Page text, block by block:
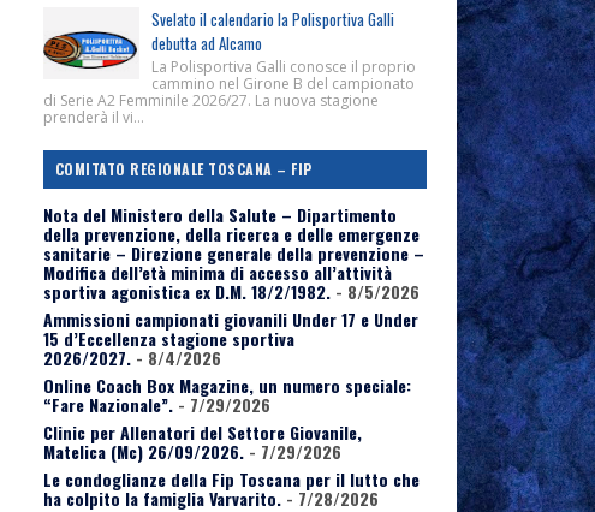
Svelato il calendario la Polisportiva Galli
debutta ad Alcamo
La Polisportiva Galli conosce il proprio
cammino nel Girone B del campionato
di Serie A2 Femminile 2026/27. La nuova stagione
prenderà il vi...
COMITATO REGIONALE TOSCANA – FIP
Nota del Ministero della Salute – Dipartimento
della prevenzione, della ricerca e delle emergenze
sanitarie – Direzione generale della prevenzione –
Modifica dell’età minima di accesso all’attività
sportiva agonistica ex D.M. 18/2/1982.- 8/5/2026
Ammissioni campionati giovanili Under 17 e Under
15 d’Eccellenza stagione sportiva
2026/2027.- 8/4/2026
Online Coach Box Magazine, un numero speciale:
“Fare Nazionale”.- 7/29/2026
Clinic per Allenatori del Settore Giovanile,
Matelica (Mc) 26/09/2026.- 7/29/2026
Le condoglianze della Fip Toscana per il lutto che
ha colpito la famiglia Varvarito.- 7/28/2026